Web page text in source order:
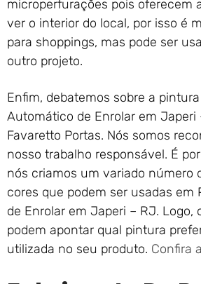
microperfurações pois oferecem
ver o interior do local, por isso é
para shoppings, mas pode ser
outro projeto.
Enfim, debatemos sobre a
Automático de Enrolar em Japeri
Favaretto Portas. Nós somos
nosso trabalho responsável. É
nós criamos um variado número
cores que podem ser usadas em
de Enrolar em Japeri – RJ. Logo,
podem apontar qual pintura
utilizada no seu produto. Confira